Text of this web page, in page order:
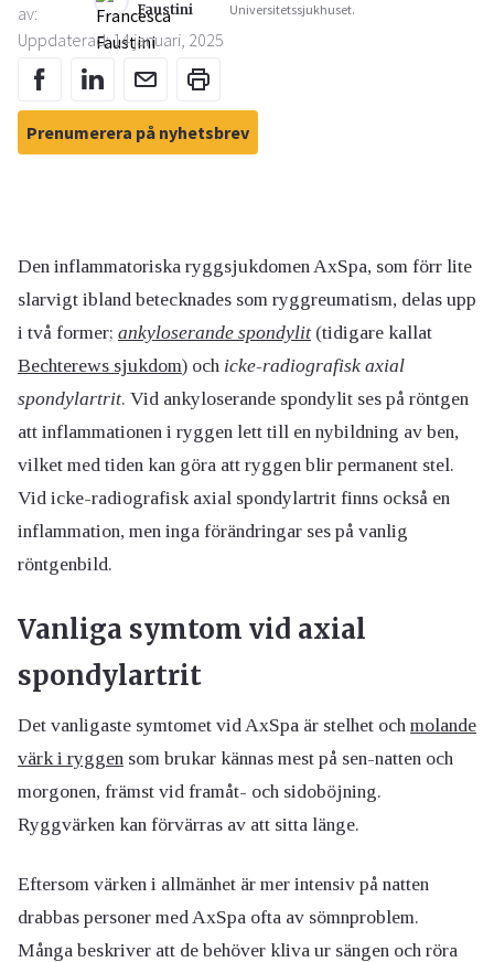
av:
Faustini
Universitetssjukhuset.
Uppdaterad: 14 januari, 2025
Prenumerera på nyhetsbrev
Den inflammatoriska ryggsjukdomen AxSpa, som förr lite
slarvigt ibland betecknades som ryggreumatism, delas upp
i två former; ankyloserande spondylit(tidigare kallat
Bechterews sjukdom) och icke-radiografisk axial
spondylartrit. Vid ankyloserande spondylit ses på röntgen
att inflammationen i ryggen lett till en nybildning av ben,
vilket med tiden kan göra att ryggen blir permanent stel.
Vid icke-radiografisk axial spondylartrit finns också en
inflammation, men inga förändringar ses på vanlig
röntgenbild.
Vanliga symtom vid axial
spondylartrit
Det vanligaste symtomet vid AxSpa är stelhet och molande
värk i ryggen som brukar kännas mest på sen-natten och
morgonen, främst vid framåt- och sidoböjning.
Ryggvärken kan förvärras av att sitta länge.
Eftersom värken i allmänhet är mer intensiv på natten
drabbas personer med AxSpa ofta av sömnproblem.
Många beskriver att de behöver kliva ur sängen och röra